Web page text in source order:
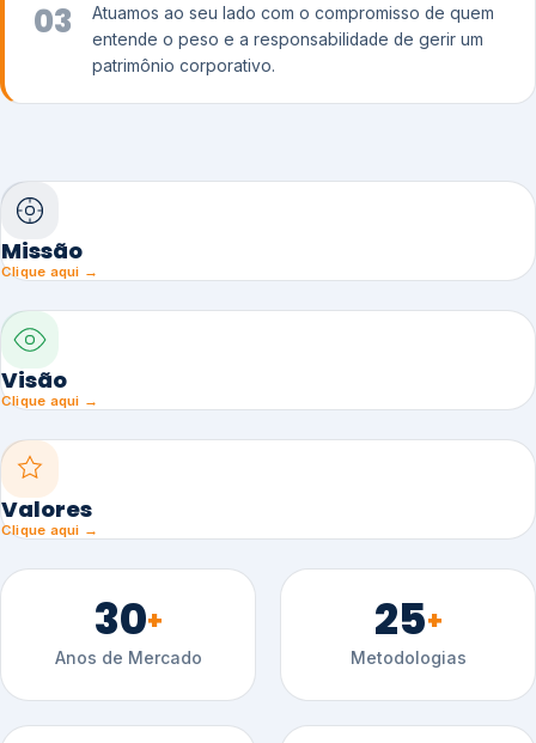
03
Atuamos ao seu lado com o compromisso de quem
entende o peso e a responsabilidade de gerir um
patrimônio corporativo.
Missão
Clique aqui →
Visão
Clique aqui →
Valores
Clique aqui →
30+
Anos de Mercado
25+
Metodologias